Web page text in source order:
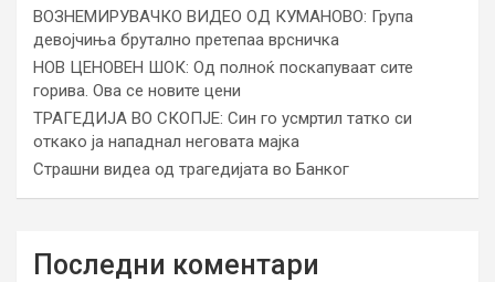
ВОЗНЕМИРУВАЧКО ВИДЕО ОД КУМАНОВО: Група
девојчиња брутално претепаа врсничка
НОВ ЦЕНОВЕН ШОК: Од полноќ поскапуваат сите
горива. Ова се новите цени
ТРАГЕДИЈА ВО СКОПЈЕ: Син го усмртил татко си
откако ја нападнал неговата мајка
Страшни видеа од трагедијата во Банког
Последни коментари